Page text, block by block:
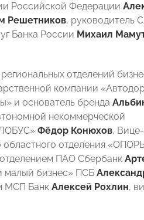
Российской Федерации
Решетников, руководитель
Банка России Михаил
отделений
компании
и основатель бренда
некоммерческой
Фёдор Конюхов, Вице-
областного отделения
ПАО Сбербанк
малый бизнес» ПСБ
МСП Банк Алексей Рохлин,